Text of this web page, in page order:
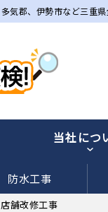
気郡、伊勢市など三重
当社につ
防水工事
舗改修工事